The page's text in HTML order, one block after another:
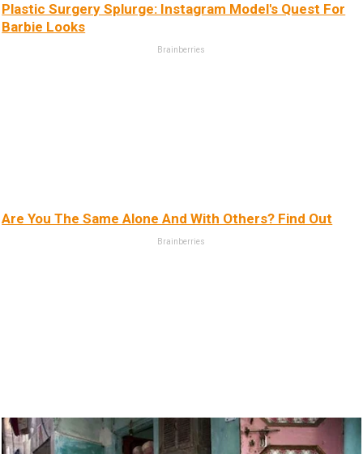
Plastic Surgery Splurge: Instagram Model's Quest For
Barbie Looks
Brainberries
Are You The Same Alone And With Others? Find Out
Brainberries